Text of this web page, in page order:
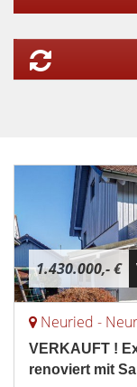
1.430.000,- €
Neuried -
VERKAUFT !
renoviert mit